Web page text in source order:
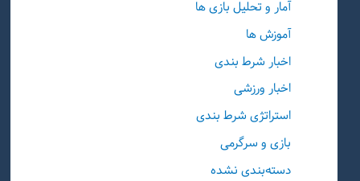
آمار و تحلیل بازی ها
آموزش ها
اخبار شرط بندی
اخبار ورزشی
استراتژی شرط بندی
بازی و سرگرمی
دسته‌بندی نشده